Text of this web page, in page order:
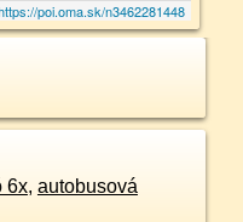
poi.oma.sk/n3462281448
6x, autobusová